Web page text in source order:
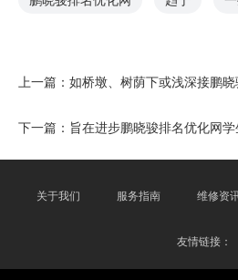
上一篇： 如桥墩、树荫下或浅深接鹏
下一篇： 旨在进步鹏晓骏排名优化网
关于我们 服务指南 维修资
友情链接：